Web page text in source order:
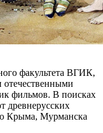
факультета ВГИК,
фильмов. В поисках
древнерусских
Крыма, Мурманска